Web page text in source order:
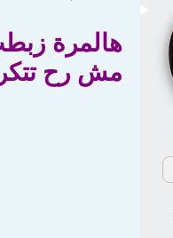
هالمرة
مش رح